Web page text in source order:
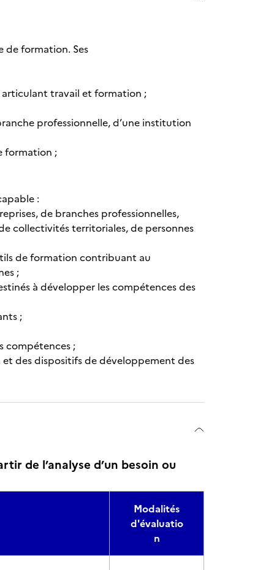
de formation. Ses
travail et formation ;
professionnelle, d’une institution
formation ;
:
de branches professionnelles,
collectivités territoriales, de personnes
de formation contribuant au
;
à développer les compétences des
;
compétences ;
des dispositifs de développement des
de l’analyse d’un besoin ou
Modalités
d'évaluatio
n